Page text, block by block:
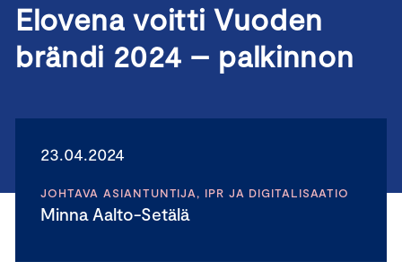
Elovena voitti Vuoden
brändi 2024 – palkinnon
23.04.2024
JOHTAVA ASIANTUNTIJA, IPR JA DIGITALISAATIO
Minna Aalto-Setälä